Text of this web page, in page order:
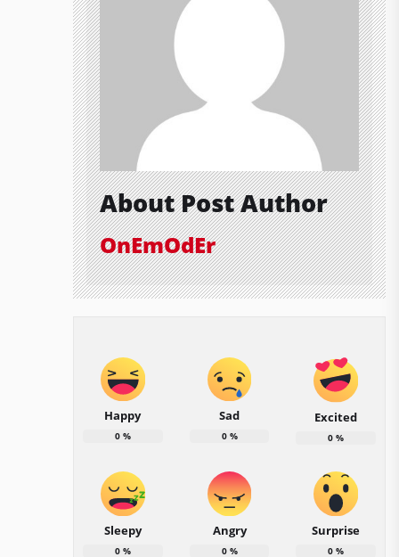
About Post Author
OnEmOdEr
Happy
0%
Sad
0%
Excited
0 %
Sleepy
0%
Angry
0%
Surprise
0 %